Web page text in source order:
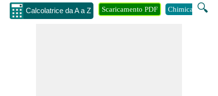
Calcolatrice da A a Z 🔍
Scaricamento PDF Chimica